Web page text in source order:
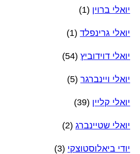
יואלי ברוין (1)
יואלי גרינפלד (1)
יואלי דוידוביץ (54)
יואלי ויינברגר (5)
יואלי קליין (39)
יואלי שטיינברג (2)
יודי ביאלוסטוצקי (3)